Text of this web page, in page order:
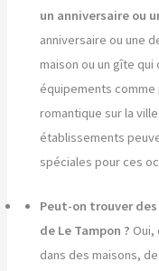
un anniversaire ou
anniversaire ou une
maison ou un gîte
équipements
romantique sur la
établissements
spéciales pour ces
Peut-on trouver
de Le Tampon ?
dans des maisons,